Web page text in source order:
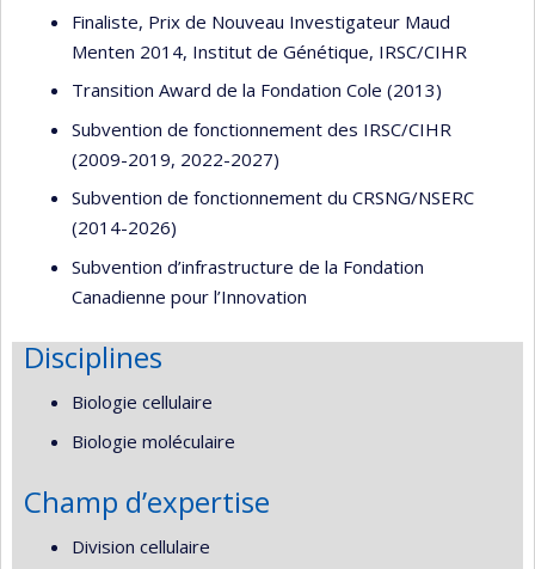
Finaliste, Prix de Nouveau Investigateur Maud
Menten 2014, Institut de Génétique, IRSC/CIHR
Transition Award de la Fondation Cole (2013)
Subvention de fonctionnement des IRSC/CIHR
(2009-2019, 2022-2027)
Subvention de fonctionnement du CRSNG/NSERC
(2014-2026)
Subvention d’infrastructure de la Fondation
Canadienne pour l’Innovation
Disciplines
Biologie cellulaire
Biologie moléculaire
Champ d’expertise
Division cellulaire